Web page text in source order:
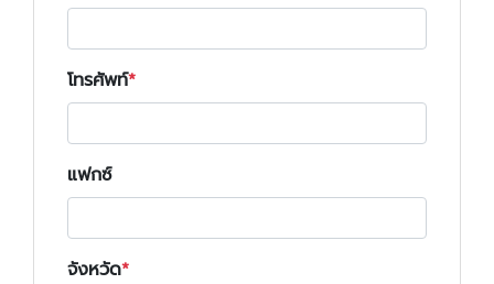
โทรศัพท์
แฟกซ์
จังหวัด